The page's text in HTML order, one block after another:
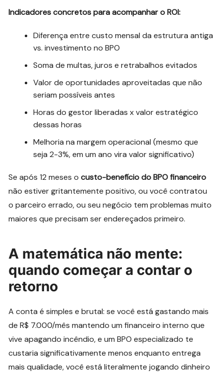
Indicadores concretos para acompanhar o ROI:
Diferença entre custo mensal da estrutura antiga
vs. investimento no BPO
Soma de multas, juros e retrabalhos evitados
Valor de oportunidades aproveitadas que não
seriam possíveis antes
Horas do gestor liberadas x valor estratégico
dessas horas
Melhoria na margem operacional (mesmo que
seja 2-3%, em um ano vira valor significativo)
Se após 12 meses ocusto-benefício do BPO financeiro
não estiver gritantemente positivo, ou você contratou
o parceiro errado, ou seu negócio tem problemas muito
maiores que precisam ser endereçados primeiro.
A matemática não mente:
quando começar a contar o
retorno
A conta é simples e brutal: se você está gastando mais
de R$ 7.000/mês mantendo um financeiro interno que
vive apagando incêndio, e um BPO especializado te
custaria significativamente menos enquanto entrega
mais qualidade, você está literalmente jogando dinheiro